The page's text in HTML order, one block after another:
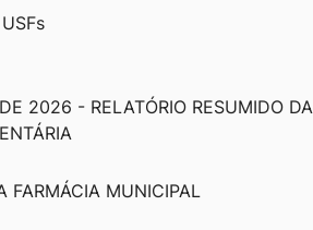
2026 - RELATÓRIO RESUMIDO DA
FARMÁCIA MUNICIPAL